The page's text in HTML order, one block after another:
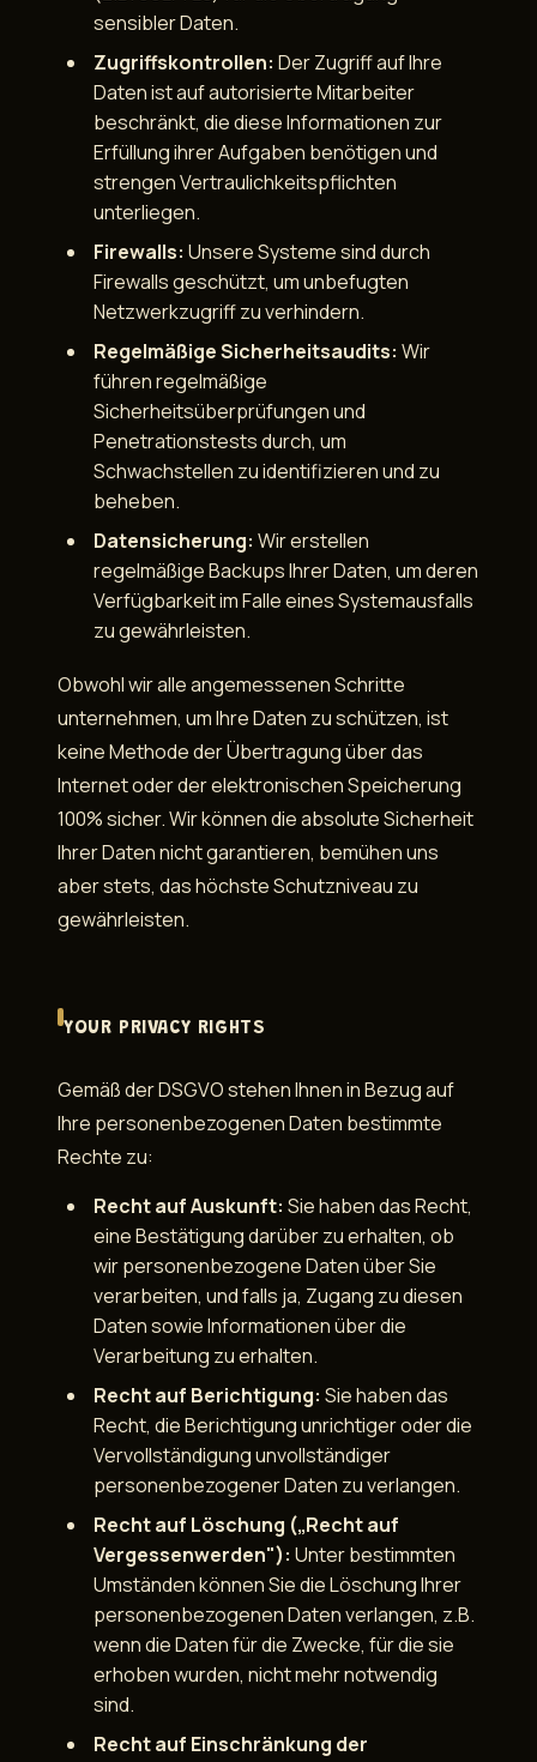
sensibler Daten.
Zugriffskontrollen: Der Zugriff auf Ihre
Daten ist auf autorisierte Mitarbeiter
beschränkt, die diese Informationen zur
Erfüllung ihrer Aufgaben benötigen und
strengen Vertraulichkeitspflichten
unterliegen.
Firewalls: Unsere Systeme sind durch
Firewalls geschützt, um unbefugten
Netzwerkzugriff zu verhindern.
Regelmäßige Sicherheitsaudits: Wir
führen regelmäßige
Sicherheitsüberprüfungen und
Penetrationstests durch, um
Schwachstellen zu identifizieren und zu
beheben.
Datensicherung: Wir erstellen
regelmäßige Backups Ihrer Daten, um deren
Verfügbarkeit im Falle eines Systemausfalls
zu gewährleisten.
Obwohl wir alle angemessenen Schritte
unternehmen, um Ihre Daten zu schützen, ist
keine Methode der Übertragung über das
Internet oder der elektronischen Speicherung
100% sicher. Wir können die absolute Sicherheit
Ihrer Daten nicht garantieren, bemühen uns
aber stets, das höchste Schutzniveau zu
gewährleisten.
YOUR PRIVACY RIGHTS
Gemäß der DSGVO stehen Ihnen in Bezug auf
Ihre personenbezogenen Daten bestimmte
Rechte zu:
Recht auf Auskunft: Sie haben das Recht,
eine Bestätigung darüber zu erhalten, ob
wir personenbezogene Daten über Sie
verarbeiten, und falls ja, Zugang zu diesen
Daten sowie Informationen über die
Verarbeitung zu erhalten.
Recht auf Berichtigung: Sie haben das
Recht, die Berichtigung unrichtiger oder die
Vervollständigung unvollständiger
personenbezogener Daten zu verlangen.
Recht auf Löschung („Recht auf
Vergessenwerden"): Unter bestimmten
Umständen können Sie die Löschung Ihrer
personenbezogenen Daten verlangen, z.B.
wenn die Daten für die Zwecke, für die sie
erhoben wurden, nicht mehr notwendig
sind.
Recht auf Einschränkung der